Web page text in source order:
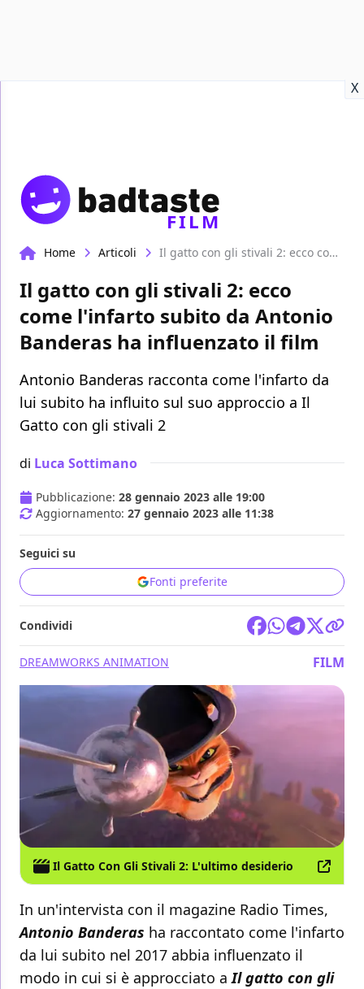
X
FILM
Home Articoli Il gatto con gli stivali 2: ecco come l'infarto subito da Antonio Banderas ha influenzato il film
Il gatto con gli stivali 2: ecco
come l'infarto subito da Antonio
Banderas ha influenzato il film
Antonio Banderas racconta come l'infarto da
lui subito ha influito sul suo approccio a Il
Gatto con gli stivali 2
di Luca Sottimano
Pubblicazione: 28 gennaio 2023 alle 19:00
Aggiornamento: 27 gennaio 2023 alle 11:38
Seguici su
Fonti preferite
Condividi
DREAMWORKS ANIMATION FILM
Il Gatto Con Gli Stivali 2: L'ultimo desiderio
In un'intervista con il magazine Radio Times,
Antonio Banderas ha raccontato come l'infarto
da lui subito nel 2017 abbia influenzato il
modo in cui si è approcciato aIl gatto con gli